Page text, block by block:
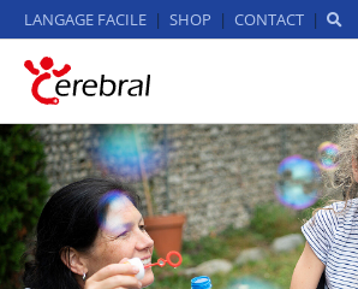
Aller au contenu principal
LANGAGE FACILE SHOP CONTACT